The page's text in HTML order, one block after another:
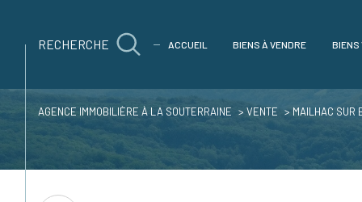
ACCUEIL BIENS À VENDRE BIENS
RECHERCHE
Acheter
AGENCE IMMOBILIÈRE À LA SOUTERRAINE VENTE MAILHAC SUR